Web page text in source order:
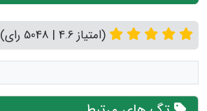
(امتیاز 4.6 | 5048 رای)